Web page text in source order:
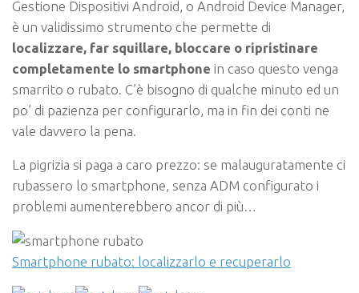
Gestione Dispositivi Android, o Android Device Manager,
è un validissimo strumento che permette di
localizzare, far squillare, bloccare o ripristinare
completamente lo smartphone in caso questo venga
smarrito o rubato. C’è bisogno di qualche minuto ed un
po’ di pazienza per configurarlo, ma in fin dei conti ne
vale davvero la pena.
La pigrizia si paga a caro prezzo: se malauguratamente ci
rubassero lo smartphone, senza ADM configurato i
problemi aumenterebbero ancor di più…
Smartphone rubato: localizzarlo e recuperarlo